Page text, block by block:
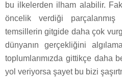
bu ilkelerden ilham alabilir.
öncelik verdiği parçalanmış
temsillerin gitgide daha çok
dünyanın gerçekliğini
toplumlarımızda gittikçe daha
yol veriyorsa şayet bu bizi